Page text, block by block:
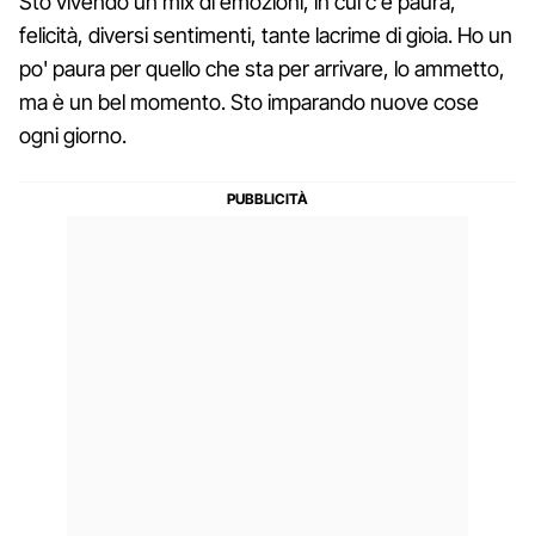
felicità, diversi sentimenti, tante lacrime di gioia. Ho un
po' paura per quello che sta per arrivare, lo ammetto,
ma è un bel momento. Sto imparando nuove cose
ogni giorno.